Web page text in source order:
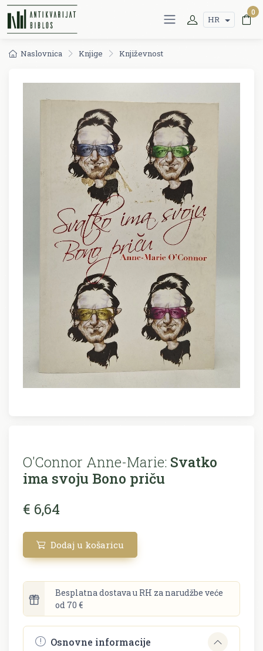
HR
0
Naslovnica Knjige Književnost
O'Connor Anne-Marie: Svatko
ima svoju Bono priču
€ 6,64
Dodaj u košaricu
Besplatna dostava u RH za narudžbe veće
od 70 €
Osnovne informacije